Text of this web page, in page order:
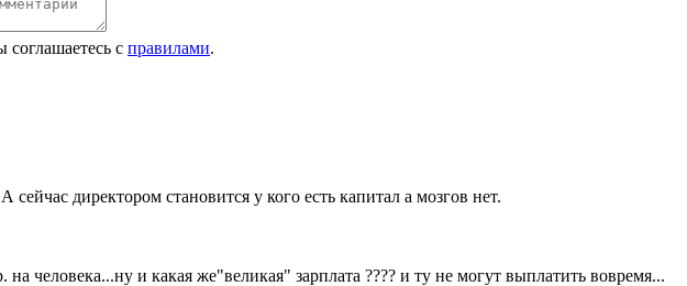
с правилами.
директором становится у кого есть капитал а мозгов нет.
человека...ну и какая же"великая" зарплата ???? и ту не могут выплатить вовремя...